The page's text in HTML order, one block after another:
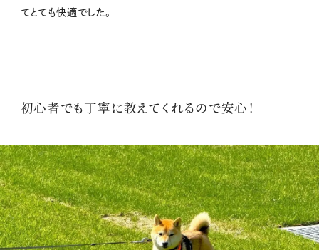
てとても快適でした。
初心者でも丁寧に教えてくれるので安心！